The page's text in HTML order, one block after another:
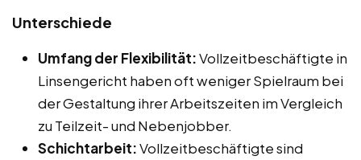
Unterschiede
Umfang der Flexibilität:Vollzeitbeschäftigte in
Linsengericht haben oft weniger Spielraum bei
der Gestaltung ihrer Arbeitszeiten im Vergleich
zu Teilzeit- und Nebenjobber.
Schichtarbeit:Vollzeitbeschäftigte sind